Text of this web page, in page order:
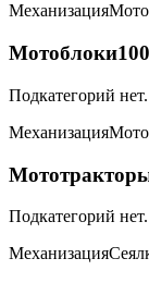
Механизация
Мотоблоки
Подкатегорий нет.
Механизация
Подкатегорий нет.
Механизация